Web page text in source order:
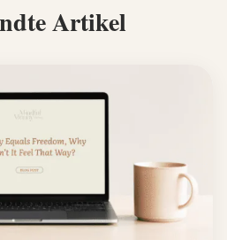
Artikel